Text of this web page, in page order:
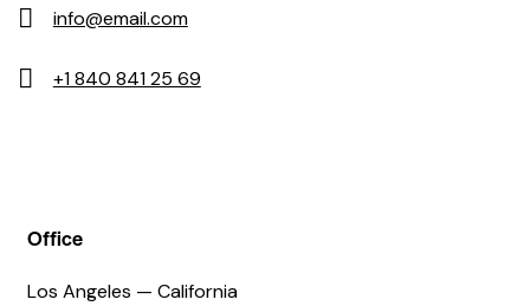
info@email.com
+1 840 841 25 69
Office
Los Angeles — California